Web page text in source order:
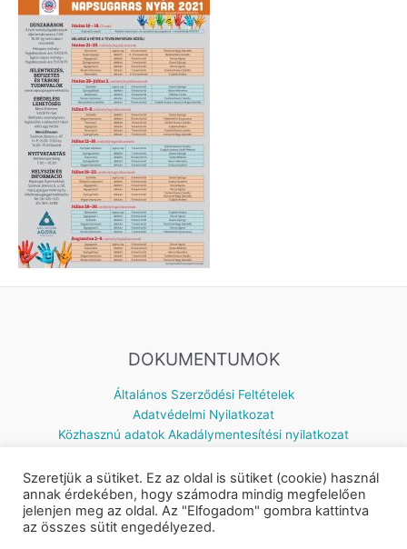
DOKUMENTUMOK
Általános Szerződési Feltételek
Adatvédelmi Nyilatkozat
Közhasznú adatok Akadálymentesítési nyilatkozat
Készítette: © 2026 Napsugár Gyermekház | Powered by
Szeretjük a sütiket. Ez az oldal is sütiket (cookie) használ
annak érdekében, hogy számodra mindig megfelelően
jelenjen meg az oldal. Az "Elfogadom" gombra kattintva
az összes sütit engedélyezed.